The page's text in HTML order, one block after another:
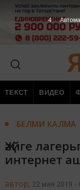
ТЕКСТ ВИДЕО
БЕЛМИ КАЛМА
Җәйге
интернет
автор, 22 мая 2019 -
3